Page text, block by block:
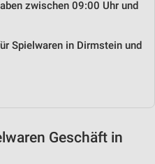
zwischen 09:00 Uhr und
Spielwaren in Dirmstein und
Geschäft in